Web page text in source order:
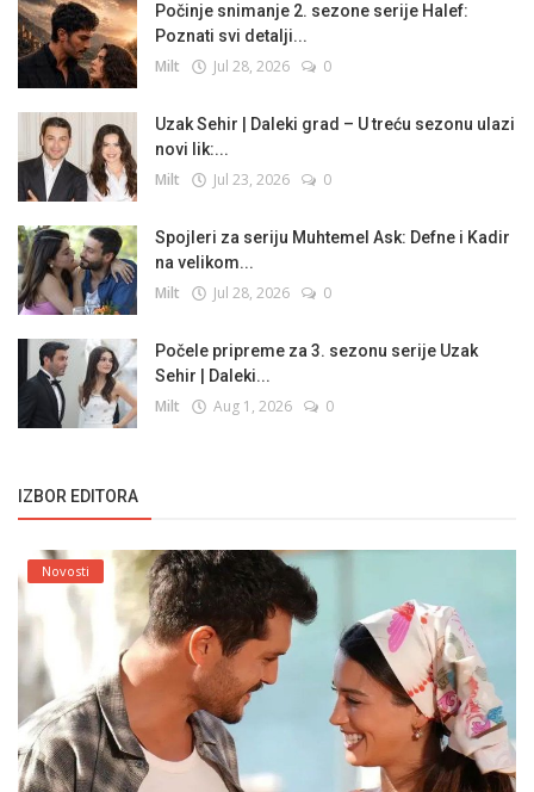
Počinje snimanje 2. sezone serije Halef:
Poznati svi detalji...
Milt Jul 28, 2026 0
Uzak Sehir | Daleki grad – U treću sezonu ulazi
novi lik:...
Milt Jul 23, 2026 0
Spojleri za seriju Muhtemel Ask: Defne i Kadir
na velikom...
Milt Jul 28, 2026 0
Počele pripreme za 3. sezonu serije Uzak
Sehir | Daleki...
Milt Aug 1, 2026 0
IZBOR EDITORA
Novosti